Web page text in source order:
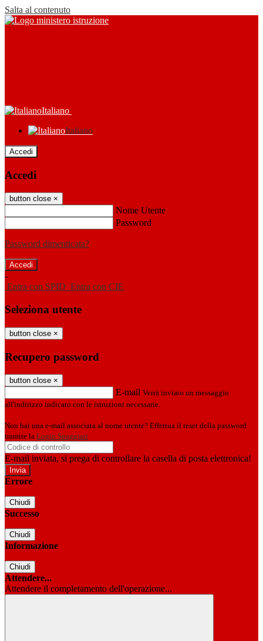
Salta al contenuto
Italiano
Italiano
Accedi
Accedi
button close ×
Nome Utente
Password
Password dimenticata?
-
Entra con SPID Entra con CIE
Seleziona utente
button close ×
Recupero password
button close ×
E-mail Verrà inviato un messaggio
all'indirizzo indicato con le istruzioni necessarie.
Non hai una e-mail associata al nome utente? Effettua il reset della password
tramite la Login Spaggiari
E-mail inviata, si prega di controllare la casella di posta elettronica!
Errore
Chiudi
Successo
Chiudi
Informazione
Chiudi
Attendere...
Attendere il completamento dell'operazione...